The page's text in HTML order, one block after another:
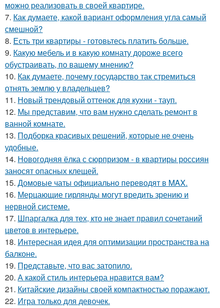
можно реализовать в своей квартире.
7. Как думаете, какой вариант оформления угла самый
смешной?
8. Есть три квартиры - готовьтесь платить больше.
9. Какую мебель и в какую комнату дороже всего
обустраивать, по вашему мнению?
10. Как думаете, почему государство так стремиться
отнять землю у владельцев?
11. Новый трендовый оттенок для кухни - тауп.
12. Мы представим, что вам нужно сделать ремонт в
ванной комнате.
13. Подборка красивых решений, которые не очень
удобные.
14. Новогодняя ёлка с сюрпризом - в квартиры россиян
заносят опасных клещей.
15. Домовые чаты официально переводят в MAX.
16. Мерцающие гирлянды могут вредить зрению и
нервной системе.
17. Шпаргалка для тех, кто не знает правил сочетаний
цветов в интерьере.
18. Интересная идея для оптимизации пространства на
балконе.
19. Представьте, что вас затопило.
20. А какой стиль интерьера нравится вам?
21. Китайские дизайны своей компактностью поражают.
22. Игра только для девочек.